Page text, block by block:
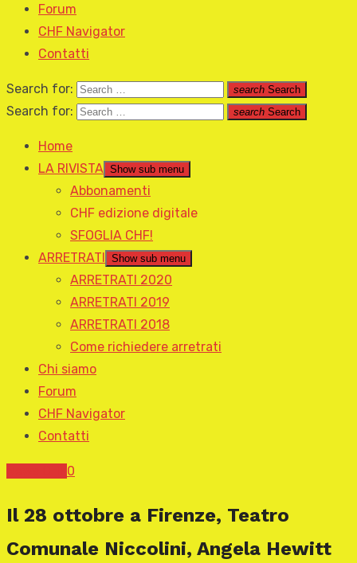
Forum
CHF Navigator
Contatti
Search for: search Search
Search for: search Search
Home
LA RIVISTA Show sub menu
Abbonamenti
CHF edizione digitale
SFOGLIA CHF!
ARRETRATI
Show sub menu
ARRETRATI 2020
ARRETRATI 2019
ARRETRATI 2018
Come richiedere arretrati
Chi siamo
Forum
CHF Navigator
Contatti
0
Il 28 ottobre a Firenze, Teatro
Comunale Niccolini, Angela Hewitt